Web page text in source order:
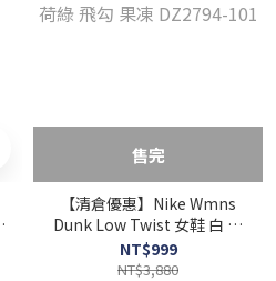
售完
【清倉優惠】Nike Wmns
Dunk Low Twist 女鞋 白 薄
荷綠 飛勾 果凍 DZ2794-101
NT$999
NT$3,880